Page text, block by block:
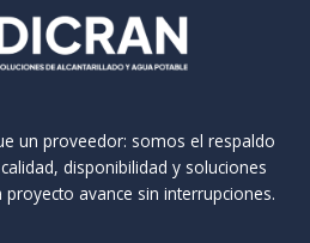
un proveedor: somos el respaldo
disponibilidad y soluciones
avance sin interrupciones.